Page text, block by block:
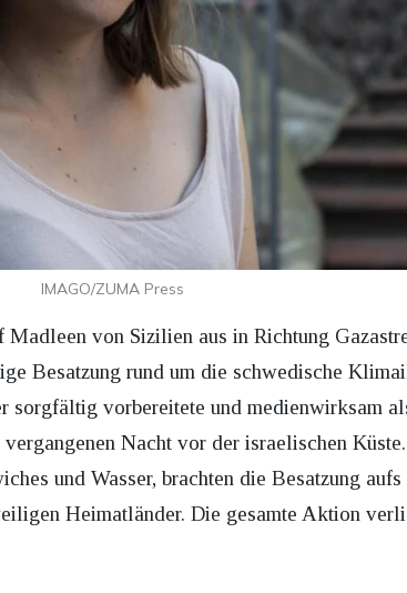
IMAGO/ZUMA Press
von Sizilien aus in Richtung
Besatzung rund um die schwedische
sorgfältig vorbereitete und medienwirksam
Nacht vor der israelischen
und Wasser, brachten die Besatzung
Heimatländer. Die gesamte Aktion